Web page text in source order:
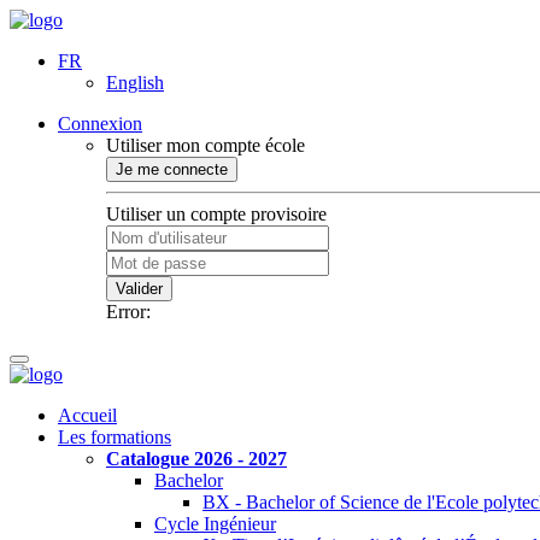
FR
English
Connexion
Utiliser mon compte école
Je me connecte
Utiliser un compte provisoire
Valider
Error:
Accueil
Les formations
Catalogue 2026 - 2027
Bachelor
BX - Bachelor of Science de l'Ecole
Cycle Ingénieur